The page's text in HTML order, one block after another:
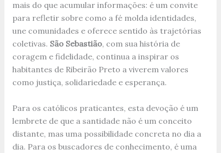
mais do que acumular informações: é um convite
para refletir sobre como a fé molda identidades,
une comunidades e oferece sentido às trajetórias
coletivas. São Sebastião, com sua história de
coragem e fidelidade, continua a inspirar os
habitantes de Ribeirão Preto a viverem valores
como justiça, solidariedade e esperança.
Para os católicos praticantes, esta devoção é um
lembrete de que a santidade não é um conceito
distante, mas uma possibilidade concreta no dia a
dia. Para os buscadores de conhecimento, é uma